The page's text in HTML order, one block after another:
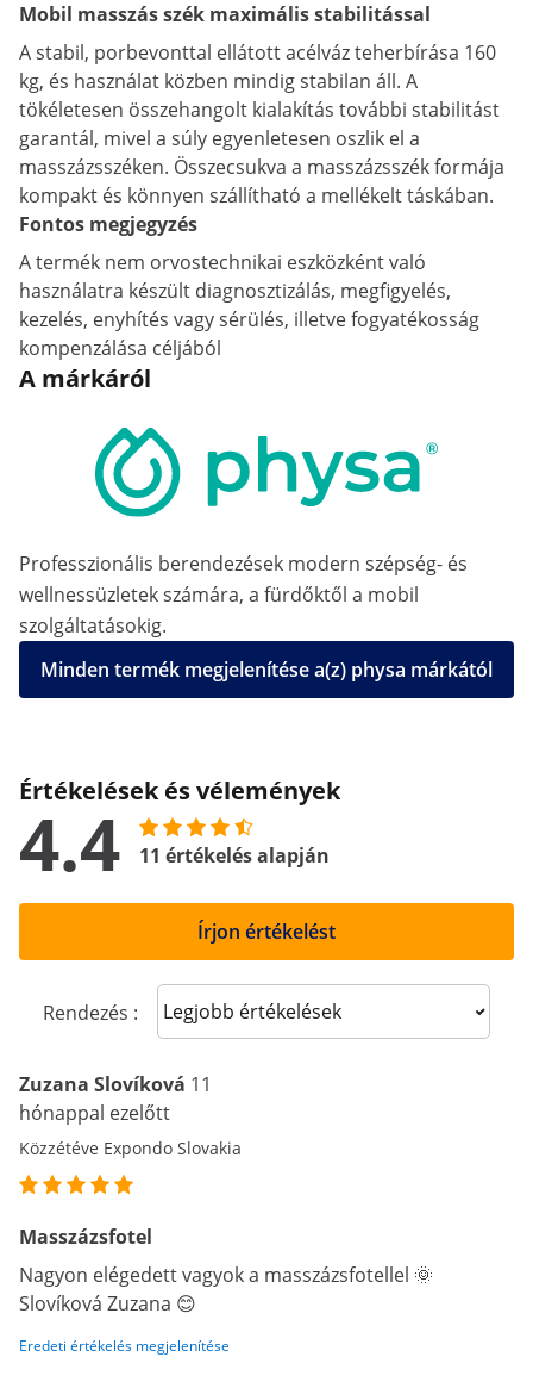
Mobil masszás szék maximális stabilitással
A stabil, porbevonttal ellátott acélváz teherbírása 160
kg, és használat közben mindig stabilan áll. A
tökéletesen összehangolt kialakítás további stabilitást
garantál, mivel a súly egyenletesen oszlik el a
masszázsszéken. Összecsukva a masszázsszék formája
kompakt és könnyen szállítható a mellékelt táskában.
Fontos megjegyzés
A termék nem orvostechnikai eszközként való
használatra készült diagnosztizálás, megfigyelés,
kezelés, enyhítés vagy sérülés, illetve fogyatékosság
kompenzálása céljából
A márkáról
Professzionális berendezések modern szépség- és
wellnessüzletek számára, a fürdőktől a mobil
szolgáltatásokig.
Minden termék megjelenítése a(z) physa márkától
Értékelések és vélemények
4.4 11 értékelés alapján
Írjon értékelést
Rendezés : Sort reviews
Zuzana Slovíková 11
hónappal ezelőtt
Közzétéve Expondo Slovakia
Masszázsfotel
Nagyon elégedett vagyok a masszázsfotellel 🌞
Slovíková Zuzana 😊
Eredeti értékelés megjelenítése